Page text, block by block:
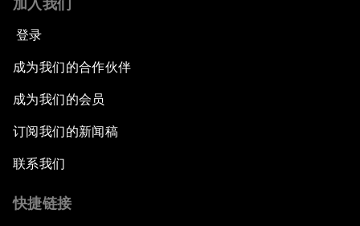
加入我们
登录
成为我们的合作伙伴
成为我们的会员
订阅我们的新闻稿
联系我们
快捷链接